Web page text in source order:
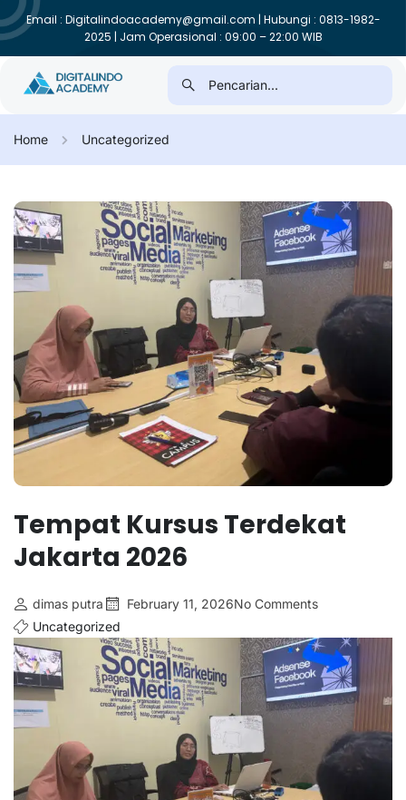
Email : Digitalindoacademy@gmail.com | Hubungi : 0813-1982-
2025 | Jam Operasional : 09:00 – 22:00 WIB
Home Uncategorized
Tempat Kursus Terdekat
Jakarta 2026
dimas putra February 11, 2026No Comments
Uncategorized